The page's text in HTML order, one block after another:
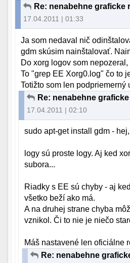
Re: nenabehne graficke
17.04.2011 | 01:33
Ja som nedaval nič
gdm skúsim nainštalovať.
Do xorg logov som
To "grep EE Xorg0.log" čo to
Totižto som len
Re: nenabehne
17.04.2011 | 02:10
sudo apt-get install gdm -
logy sú proste logy. Aj ked
subora...
Riadky s EE sú chyby - aj
všetko beží ako má.
A na druhej strane chyba
vznikol. Či to nie je niečo
Máš nastavené len oficiálne
Re: nenabehne